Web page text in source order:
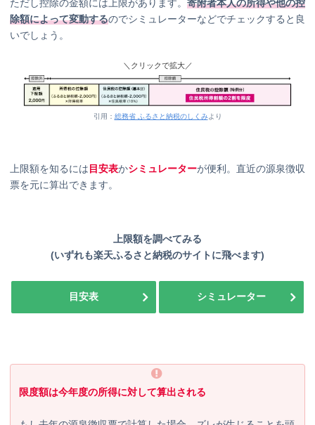
ただし控除の金額には上限があります。 寄附者本人の所得や他の控
除額によって変動するのでシミュレーターなどでチェックすると良
いでしょう。
＼クリックで拡大／
引用： 総務省 ふるさと納税のしくみより
上限額を知るには 目安表かシミュレーターが便利。直近の源泉徴収
票を元に算出できます。
上限額を調べてみる
(いずれも楽天ふるさと納税のサイトに飛べます)
目安表 シミュレーター
限度額は今年度の所得に対して算出される